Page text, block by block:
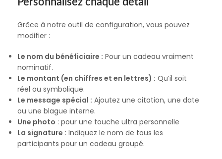
Grâce à notre outil de configuration, vous pouvez
modifier :
Le nom du bénéficiaire : Pour un cadeau vraiment
nominatif.
Le montant (en chiffres et en lettres) : Qu’il soit
réel ou symbolique.
Le message spécial : Ajoutez une citation, une date
ou une blague interne.
Une photo : pour une touche ultra personnelle
La signature : Indiquez le nom de tous les
participants pour un cadeau groupé.